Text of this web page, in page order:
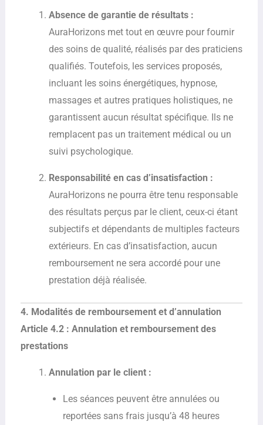
Absence de garantie de résultats :
AuraHorizons met tout en œuvre pour fournir
des soins de qualité, réalisés par des praticiens
qualifiés. Toutefois, les services proposés,
incluant les soins énergétiques, hypnose,
massages et autres pratiques holistiques, ne
garantissent aucun résultat spécifique. Ils ne
remplacent pas un traitement médical ou un
suivi psychologique.
Responsabilité en cas d’insatisfaction :
AuraHorizons ne pourra être tenu responsable
des résultats perçus par le client, ceux-ci étant
subjectifs et dépendants de multiples facteurs
extérieurs. En cas d’insatisfaction, aucun
remboursement ne sera accordé pour une
prestation déjà réalisée.
4. Modalités de remboursement et d’annulation
Article 4.2 : Annulation et remboursement des
prestations
Annulation par le client :
Les séances peuvent être annulées ou
reportées sans frais jusqu’à 48 heures